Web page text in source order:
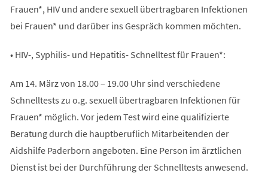
Frauen*, HIV und andere sexuell übertragbaren Infektionen
bei Frauen* und darüber ins Gespräch kommen möchten.
• HIV-, Syphilis- und Hepatitis- Schnelltest für Frauen*:
Am 14. März von 18.00 – 19.00 Uhr sind verschiedene
Schnelltests zu o.g. sexuell übertragbaren Infektionen für
Frauen* möglich. Vor jedem Test wird eine qualifizierte
Beratung durch die hauptberuflich Mitarbeitenden der
Aidshilfe Paderborn angeboten. Eine Person im ärztlichen
Dienst ist bei der Durchführung der Schnelltests anwesend.